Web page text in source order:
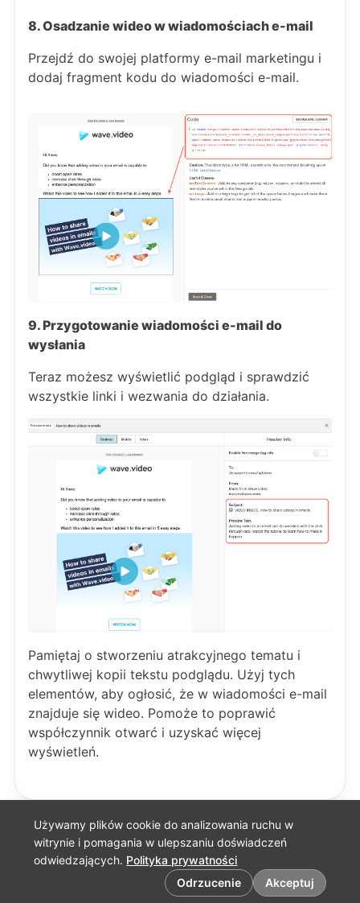
Używamy plików cookie do analizowania ruchu w
witrynie i pomagania w ulepszaniu doświadczeń
odwiedzających. Polityka prywatności
Odrzucenie
Akceptuj
8. Osadzanie wideo w wiadomościach e-mail
Przejdź do swojej platformy e-mail marketingu i
dodaj fragment kodu do wiadomości e-mail.
9. Przygotowanie wiadomości e-mail do
wysłania
Teraz możesz wyświetlić podgląd i sprawdzić
wszystkie linki i wezwania do działania.
Pamiętaj o stworzeniu atrakcyjnego tematu i
chwytliwej kopii tekstu podglądu. Użyj tych
elementów, aby ogłosić, że w wiadomości e-mail
znajduje się wideo. Pomoże to poprawić
współczynnik otwarć i uzyskać więcej
wyświetleń.
Preferencje dotyczące plików cookie